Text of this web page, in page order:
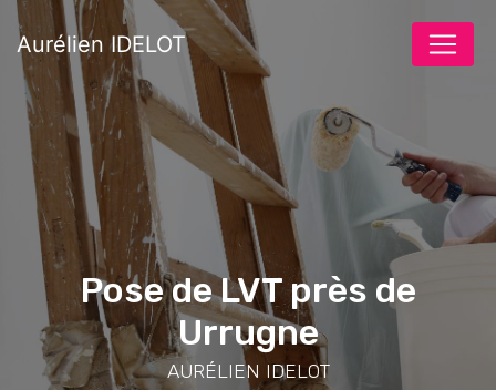
Aurélien IDELOT
Pose de LVT près de
Urrugne
AURÉLIEN IDELOT
Panneau de gestion des cookies